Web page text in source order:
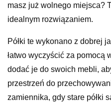
masz już wolnego miejsca?
idealnym rozwiązaniem.
Półki te wykonano z dobrej
łatwo wyczyścić za pomocą
dodać je do swoich mebli,
przestrzeń do
zamiennika, gdy stare półki